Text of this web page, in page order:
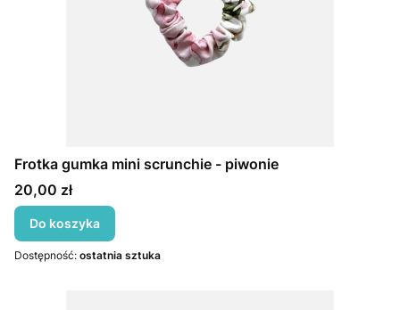
Frotka gumka mini scrunchie - piwonie
Cena
20,00 zł
Do koszyka
Dostępność: ostatnia sztuka